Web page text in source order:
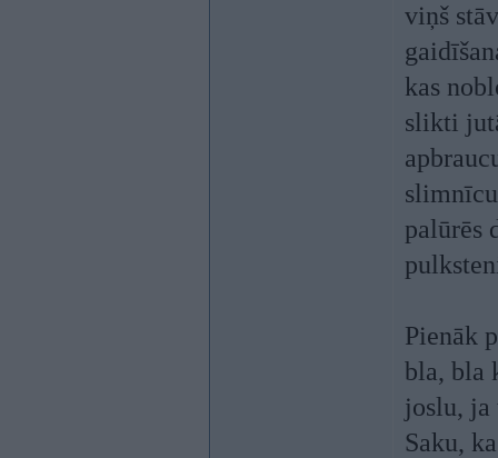
viņš
kas
slikti
palūrēs
Pienāk
bla, bla
joslu, ja
Saku,